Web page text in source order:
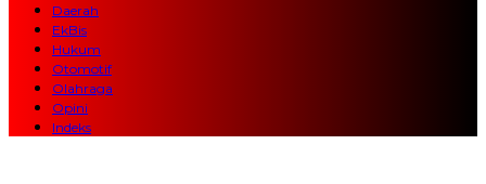
Daerah
EkBis
Hukum
Otomotif
Olahraga
Opini
Indeks